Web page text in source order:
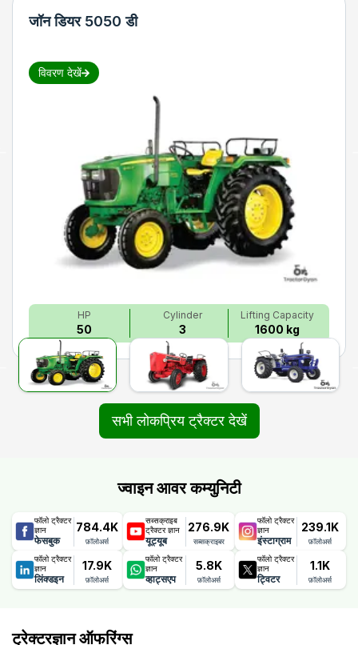
जॉन डियर 5050 डी
विवरण देखें
HP
50
Cylinder
3
Lifting Capacity
1600 kg
सभी लोकप्रिय ट्रैक्टर देखें
ज्वाइन आवर कम्युनिटी
फॉलो ट्रैक्टर
ज्ञान
फेसबुक
784.4K
फ़ॉलोअर्स
सब्सक्राइब
ट्रैक्टर ज्ञान
यूट्यूब
276.9K
सब्सक्राइबर
फॉलो ट्रैक्टर
ज्ञान
इंस्टाग्राम
239.1K
फ़ॉलोअर्स
फॉलो ट्रैक्टर
ज्ञान
लिंक्डइन
17.9K
फ़ॉलोअर्स
फॉलो ट्रैक्टर
ज्ञान
व्हाट्सएप
5.8K
फ़ॉलोअर्स
फॉलो ट्रैक्टर
ज्ञान
ट्विटर
1.1K
फ़ॉलोअर्स
ट्रेक्टरज्ञान ऑफरिंग्स